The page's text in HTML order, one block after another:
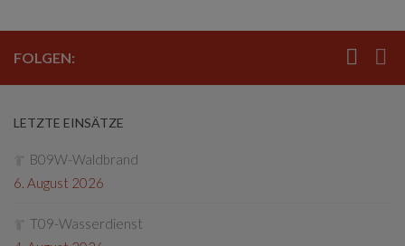
FOLGEN:
LETZTE EINSÄTZE
B09W-Waldbrand
6. August 2026
T09-Wasserdienst